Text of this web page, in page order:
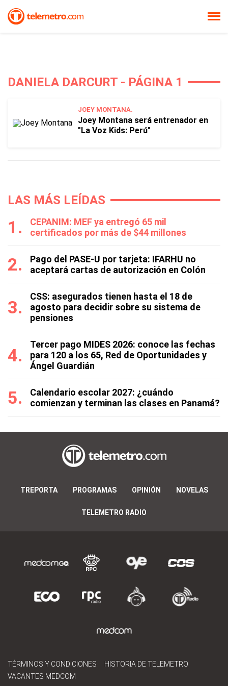
DANIELA DARCURT - PÁGINA 1
JOEY MONTANA.
Joey Montana será entrenador en
"La Voz Kids: Perú"
LAS MÁS LEÍDAS
CEPANIM: MEF ya entregó 65 mil
certificados por más de $44 millones
Pago del PASE-U por tarjeta: IFARHU no
aceptará cartas de autorización en Colón
CSS: asegurados tienen hasta el 18 de
agosto para decidir sobre su sistema de
pensiones
Tercer pago MIDES 2026: conoce las fechas
para 120 a los 65, Red de Oportunidades y
Ángel Guardián
Calendario escolar 2027: ¿cuándo
comienzan y terminan las clases en Panamá?
TREPORTA PROGRAMAS OPINIÓN NOVELAS
TELEMETRO RADIO
TÉRMINOS Y CONDICIONES
HISTORIA DE TELEMETRO
VACANTES MEDCOM